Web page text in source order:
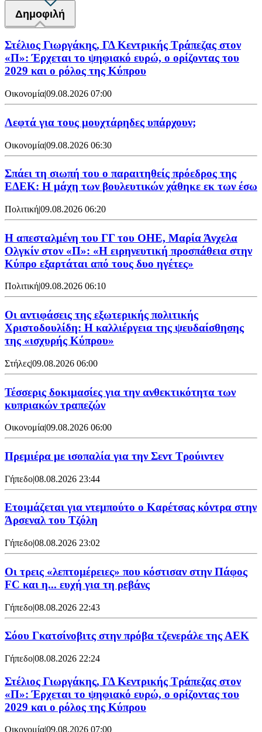
Δημοφιλή
Στέλιος Γιωργάκης, ΓΔ Κεντρικής Τράπεζας στον
«Π»: Έρχεται το ψηφιακό ευρώ, ο ορίζοντας του
2029 και ο ρόλος της Κύπρου
Οικονομία|09.08.2026 07:00
Λεφτά για τους μουχτάρηδες υπάρχουν;
Οικονομία|09.08.2026 06:30
Σπάει τη σιωπή του ο παραιτηθείς πρόεδρος της
ΕΔΕΚ: Η μάχη των βουλευτικών χάθηκε εκ των έσω
Πολιτική|09.08.2026 06:20
Η απεσταλμένη του ΓΓ του ΟΗΕ, Μαρία Άνχελα
Ολγκίν στον «Π»: «Η ειρηνευτική προσπάθεια στην
Κύπρο εξαρτάται από τους δυο ηγέτες»
Πολιτική|09.08.2026 06:10
Οι αντιφάσεις της εξωτερικής πολιτικής
Χριστοδουλίδη: Η καλλιέργεια της ψευδαίσθησης
της «ισχυρής Κύπρου»
Στήλες|09.08.2026 06:00
Τέσσερις δοκιμασίες για την ανθεκτικότητα των
κυπριακών τραπεζών
Οικονομία|09.08.2026 06:00
Πρεμιέρα με ισοπαλία για την Σεντ Τρούιντεν
Γήπεδο|08.08.2026 23:44
Ετοιμάζεται για ντεμπούτο ο Καρέτσας κόντρα στην
Άρσεναλ του Τζόλη
Γήπεδο|08.08.2026 23:02
Οι τρεις «λεπτομέρειες» που κόστισαν στην Πάφος
FC και η... ευχή για τη ρεβάνς
Γήπεδο|08.08.2026 22:43
Σόου Γκατσίνοβιτς στην πρόβα τζενεράλε της ΑΕΚ
Γήπεδο|08.08.2026 22:24
Στέλιος Γιωργάκης, ΓΔ Κεντρικής Τράπεζας στον
«Π»: Έρχεται το ψηφιακό ευρώ, ο ορίζοντας του
2029 και ο ρόλος της Κύπρου
Οικονομία|09.08.2026 07:00